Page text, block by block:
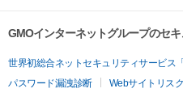
GMOインターネットグループのセ
世界初総合ネットセキュリティサービス
パスワード漏洩診断
Webサイトリス